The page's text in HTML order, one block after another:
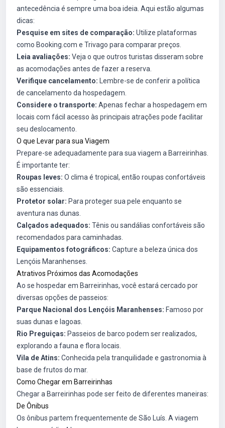
antecedência é sempre uma boa ideia. Aqui estão algumas
dicas:
Pesquise em sites de comparação: Utilize plataformas
como Booking.com e Trivago para comparar preços.
Leia avaliações: Veja o que outros turistas disseram sobre
as acomodações antes de fazer a reserva.
Verifique cancelamento: Lembre-se de conferir a política
de cancelamento da hospedagem.
Considere o transporte: Apenas fechar a hospedagem em
locais com fácil acesso às principais atrações pode facilitar
seu deslocamento.
O que Levar para sua Viagem
Prepare-se adequadamente para sua viagem a Barreirinhas.
É importante ter:
Roupas leves: O clima é tropical, então roupas confortáveis
são essenciais.
Protetor solar: Para proteger sua pele enquanto se
aventura nas dunas.
Calçados adequados: Tênis ou sandálias confortáveis são
recomendados para caminhadas.
Equipamentos fotográficos: Capture a beleza única dos
Lençóis Maranhenses.
Atrativos Próximos das Acomodações
Ao se hospedar em Barreirinhas, você estará cercado por
diversas opções de passeios:
Parque Nacional dos Lençóis Maranhenses: Famoso por
suas dunas e lagoas.
Rio Preguiças: Passeios de barco podem ser realizados,
explorando a fauna e flora locais.
Vila de Atins: Conhecida pela tranquilidade e gastronomia à
base de frutos do mar.
Como Chegar em Barreirinhas
Chegar a Barreirinhas pode ser feito de diferentes maneiras:
De Ônibus
Os ônibus partem frequentemente de São Luís. A viagem